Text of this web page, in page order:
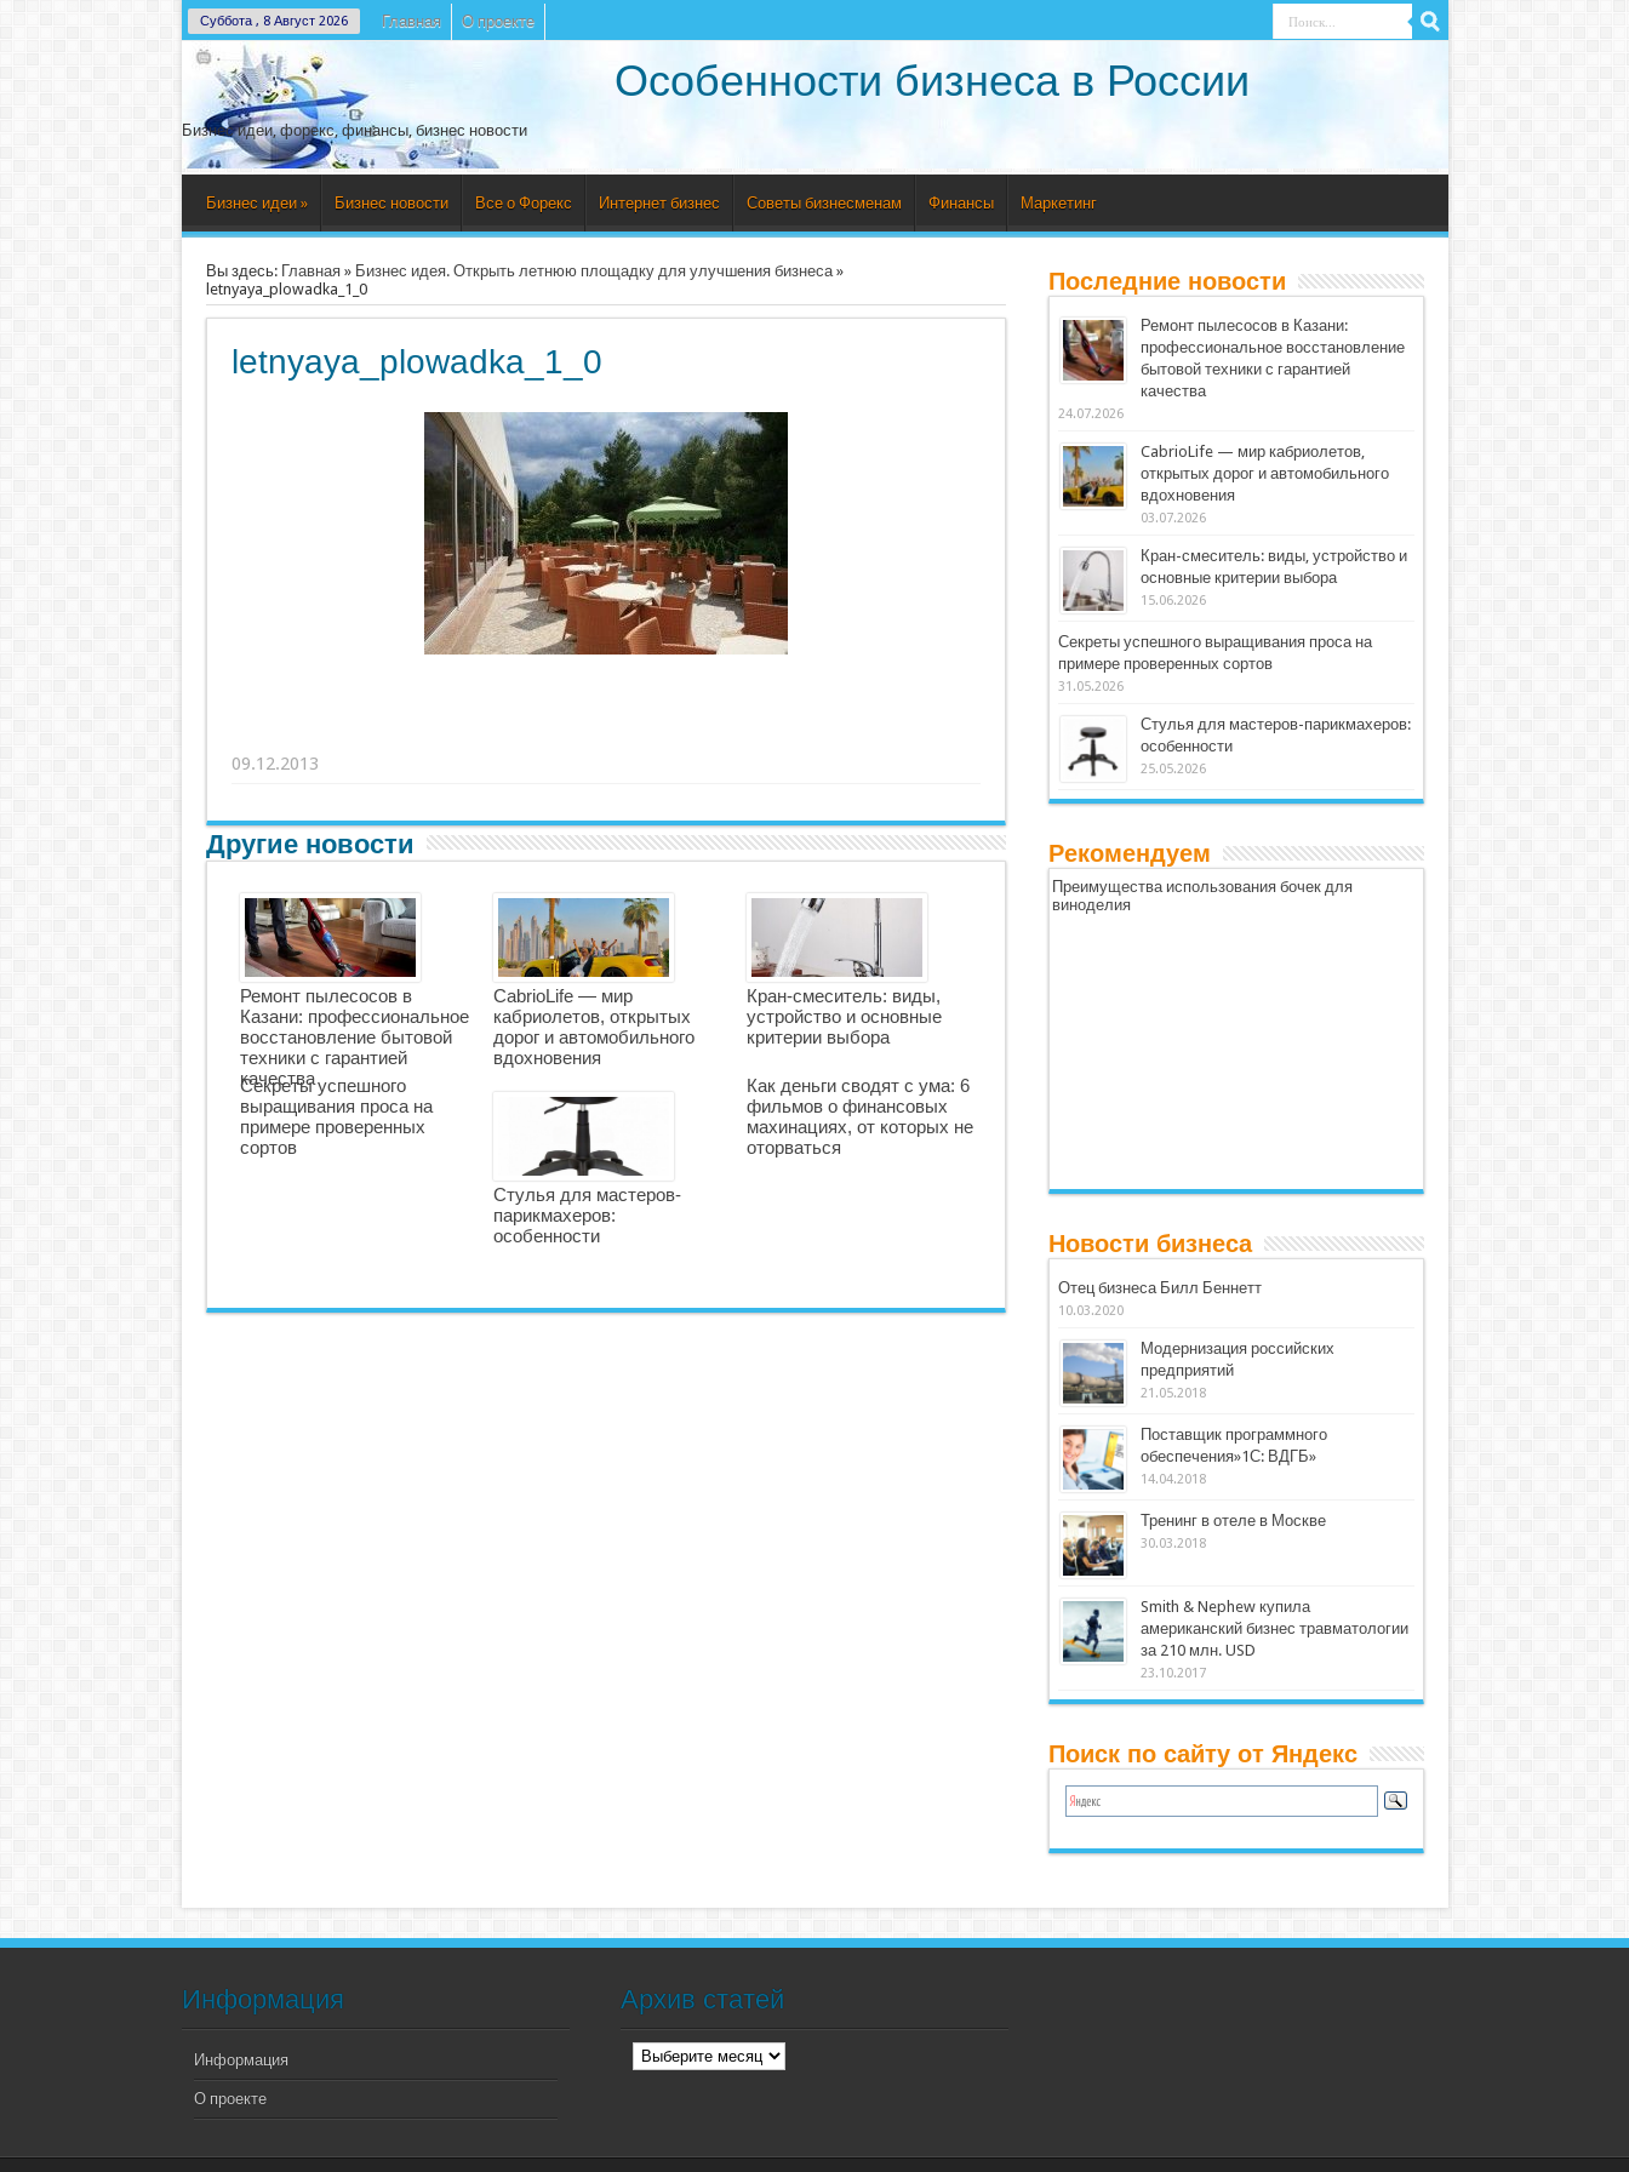
Суббота , 8 Август 2026 Главная О проекте
Особенности бизнеса в России
Бизнес идеи, форекс, финансы, бизнес новости
Бизнес идеи » Бизнес новости Все о Форекс Интернет бизнес Советы бизнесменам Финансы Маркетинг
Вы здесь: Главная» Бизнес идея. Открыть летнюю площадку для улучшения бизнеса»
letnyaya_plowadka_1_0
letnyaya_plowadka_1_0
09.12.2013
Другие новости
Ремонт пылесосов в
Казани: профессиональное
восстановление бытовой
техники с гарантией
качества
CabrioLife — мир
кабриолетов, открытых
дорог и автомобильного
вдохновения
Кран-смеситель: виды,
устройство и основные
критерии выбора
Секреты успешного
выращивания проса на
примере проверенных
сортов
Стулья для мастеров-
парикмахеров:
особенности
Как деньги сводят с ума: 6
фильмов о финансовых
махинациях, от которых не
оторваться
Последние новости
Ремонт пылесосов в Казани:
профессиональное восстановление
бытовой техники с гарантией
качества
24.07.2026
CabrioLife — мир кабриолетов,
открытых дорог и автомобильного
вдохновения
03.07.2026
Кран-смеситель: виды, устройство и
основные критерии выбора
15.06.2026
Секреты успешного выращивания проса на
примере проверенных сортов
31.05.2026
Стулья для мастеров-парикмахеров:
особенности
25.05.2026
Рекомендуем
Преимущества использования бочек для
виноделия
Новости бизнеса
Отец бизнеса Билл Беннетт
10.03.2020
Модернизация российских
предприятий
21.05.2018
Поставщик программного
обеспечения»1С: ВДГБ»
14.04.2018
Тренинг в отеле в Москве
30.03.2018
Smith & Nephew купила
американский бизнес травматологии
за 210 млн. USD
23.10.2017
Поиск по сайту от Яндекс
Информация
Информация
О проекте
Архив статей
Архив
статей